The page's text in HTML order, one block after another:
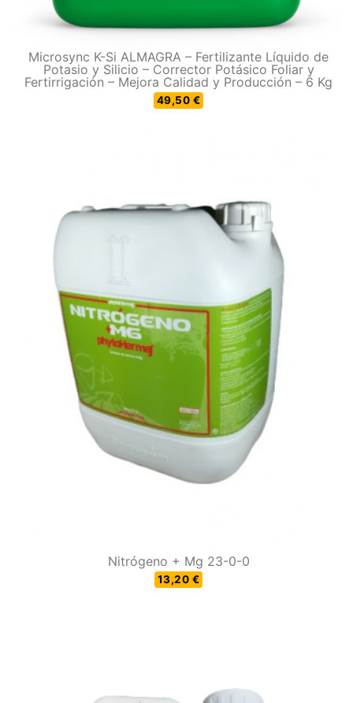
Microsync K-Si ALMAGRA – Fertilizante Líquido de
Potasio y Silicio – Corrector Potásico Foliar y
Fertirrigación – Mejora Calidad y Producción – 6 Kg
49,50 €
Nitrógeno + Mg 23-0-0
13,20 €